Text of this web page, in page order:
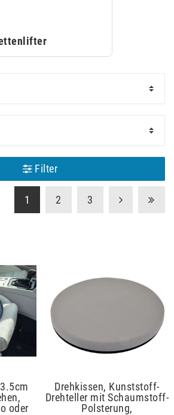
Filter
1 2 3
oder
Drehkissen, Kunststoff-
Drehteller mit Schaumstoff-
Polsterung,